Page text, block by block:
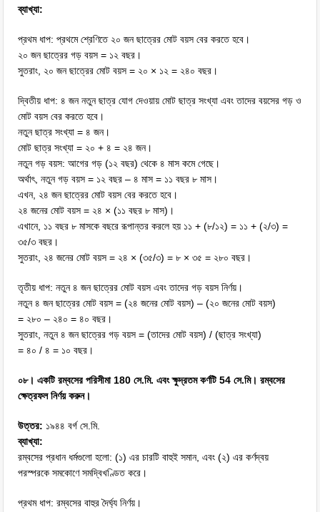
ব্যাখ্যা:
প্রথম ধাপ: প্রথমে শ্রেণিতে ২০ জন ছাত্রের মোট বয়স বের করতে হবে।
২০ জন ছাত্রের গড় বয়স = ১২ বছর।
সুতরাং, ২০ জন ছাত্রের মোট বয়স = ২০ × ১২ = ২৪০ বছর।
দ্বিতীয় ধাপ: ৪ জন নতুন ছাত্র যোগ দেওয়ায় মোট ছাত্র সংখ্যা এবং তাদের বয়সের গড় ও
মোট বয়স বের করতে হবে।
নতুন ছাত্র সংখ্যা = ৪ জন।
মোট ছাত্র সংখ্যা = ২০ + ৪ = ২৪ জন।
নতুন গড় বয়স: আগের গড় (১২ বছর) থেকে ৪ মাস কমে গেছে।
অর্থাৎ, নতুন গড় বয়স = ১২ বছর – ৪ মাস = ১১ বছর ৮ মাস।
এখন, ২৪ জন ছাত্রের মোট বয়স বের করতে হবে।
২৪ জনের মোট বয়স = ২৪ × (১১ বছর ৮ মাস)।
এখানে, ১১ বছর ৮ মাসকে বছরে রূপান্তর করলে হয় ১১ + (৮/১২) = ১১ + (২/৩) =
৩৫/৩ বছর।
সুতরাং, ২৪ জনের মোট বয়স = ২৪ × (৩৫/৩) = ৮ × ৩৫ = ২৮০ বছর।
তৃতীয় ধাপ: নতুন ৪ জন ছাত্রের মোট বয়স এবং তাদের গড় বয়স নির্ণয়।
নতুন ৪ জন ছাত্রের মোট বয়স = (২৪ জনের মোট বয়স) – (২০ জনের মোট বয়স)
= ২৮০ – ২৪০ = ৪০ বছর।
সুতরাং, নতুন ৪ জন ছাত্রের গড় বয়স = (তাদের মোট বয়স) / (ছাত্র সংখ্যা)
= ৪০ / ৪ = ১০ বছর।
০৮। একটি রম্বসের পরিসীমা 180 সে.মি. এবং ক্ষুদ্রতম কর্ণটি 54 সে.মি। রম্বসের
ক্ষেত্রফল নির্ণয় করুন।
উত্তর: ১৯৪৪ বর্গ সে.মি.
ব্যাখ্যা:
রম্বসের প্রধান ধর্মগুলো হলো: (১) এর চারটি বাহুই সমান, এবং (২) এর কর্ণদ্বয়
পরস্পরকে সমকোণে সমদ্বিখণ্ডিত করে।
প্রথম ধাপ: রম্বসের বাহুর দৈর্ঘ্য নির্ণয়।